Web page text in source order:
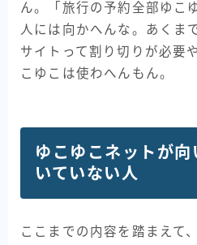
ん。「旅行の予約全部ゆこ
人には向かへんな。あくま
サイトって割り切りが必要
こゆこは使わへんもん。
ゆこゆこネットが向
いていない人
ここまでの内容を踏まえて